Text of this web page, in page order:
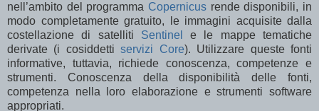
nell’ambito del programma Copernicus rende disponibili, in
modo completamente gratuito, le immagini acquisite dalla
costellazione di satelliti Sentinel
e le mappe tematiche
derivate (i cosiddettiservizi Core). Utilizzare queste fonti
informative, tuttavia, richiede conoscenza, competenze e
strumenti. Conoscenza della disponibilità delle fonti,
competenza nella loro elaborazione e strumenti software
appropriati.